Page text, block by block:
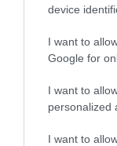
device
I want to
Google for
I want to
personalized
I want to
03.06.2026 - 20:26